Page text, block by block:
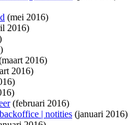
(mei 2016)
2016)
2016)
2016)
(februari 2016)
| notities (januari 2016)